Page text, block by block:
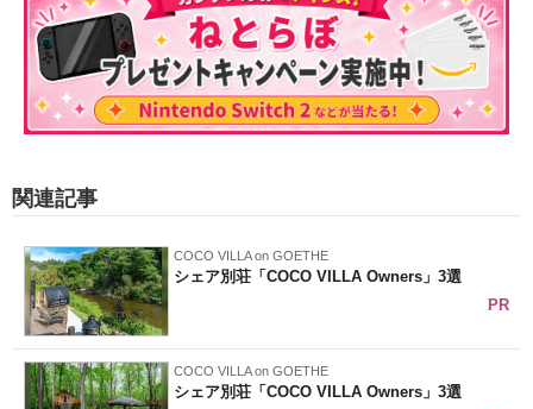
関連記事
COCO VILLA on GOETHE
シェア別荘「COCO VILLA Owners」3選
PR
COCO VILLA on GOETHE
シェア別荘「COCO VILLA Owners」3選